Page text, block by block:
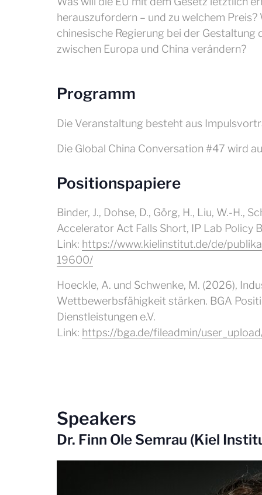
herauszufordern – und zu welchem
chinesische Regierung bei der Gestaltung
zwischen Europa und China verändern?
Programm
Die Veranstaltung besteht aus
Die Global China Conversation #47 wird
Positionspapiere
Binder, J., Dohse, D., Görg, H., Liu, W.-H.,
Accelerator Act Falls Short, IP Lab Policy
Link: https://www.kielinstitut.de/de/
19600/
Hoeckle, A. und Schwenke, M. (2026),
Wettbewerbsfähigkeit stärken. BGA
Dienstleistungen e.V.
Link: https://bga.de/fileadmin/
Speakers
Dr. Finn Ole Semrau (Kiel